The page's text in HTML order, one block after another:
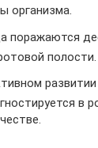
организма.
поражаются
полости.
в